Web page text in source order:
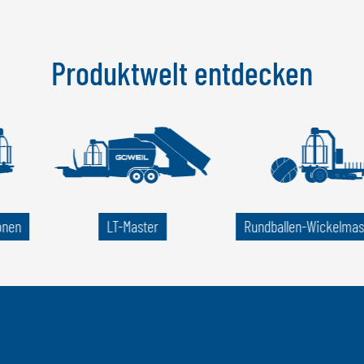
Produktwelt entdecken
LT-Master Rund­ballen-